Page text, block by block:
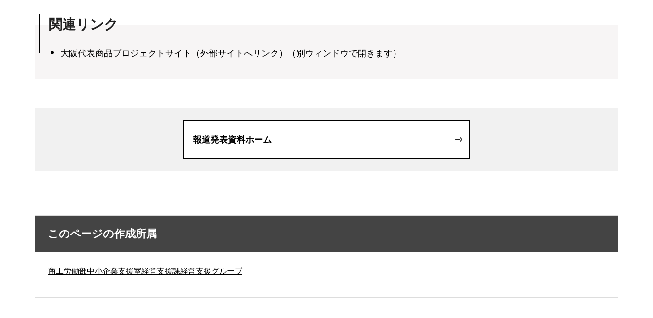
関連リンク
大阪代表商品プロジェクトサイト（外部サイトへリンク）（別ウィンドウで開きます）
報道発表資料ホーム
このページの作成所属
商工労働部中小企業支援室経営支援課経営支援グループ